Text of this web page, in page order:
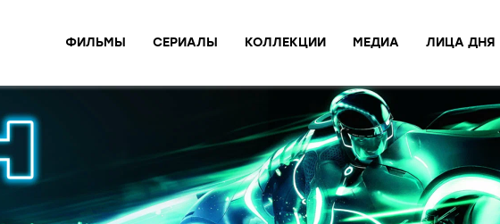
ФИЛЬМЫ СЕРИАЛЫ КОЛЛЕКЦИИ МЕДИА ЛИЦА ДНЯ